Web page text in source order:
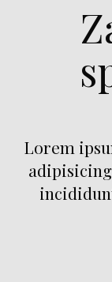
Lorem